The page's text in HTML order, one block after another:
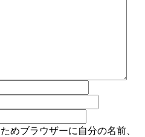
めブラウザーに自分の名前、